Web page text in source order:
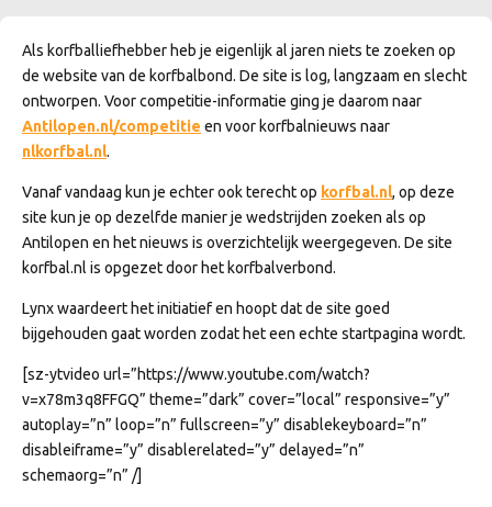
Als korfballiefhebber heb je eigenlijk al jaren niets te zoeken op
de website van de korfbalbond. De site is log, langzaam en slecht
ontworpen. Voor competitie-informatie ging je daarom naar
Antilopen.nl/competitie en voor korfbalnieuws naar
nlkorfbal.nl.
Vanaf vandaag kun je echter ook terecht op korfbal.nl, op deze
site kun je op dezelfde manier je wedstrijden zoeken als op
Antilopen en het nieuws is overzichtelijk weergegeven. De site
korfbal.nl is opgezet door het korfbalverbond.
Lynx waardeert het initiatief en hoopt dat de site goed
bijgehouden gaat worden zodat het een echte startpagina wordt.
[sz-ytvideo url=”https://www.youtube.com/watch?
v=x78m3q8FFGQ” theme=”dark” cover=”local” responsive=”y”
autoplay=”n” loop=”n” fullscreen=”y” disablekeyboard=”n”
disableiframe=”y” disablerelated=”y” delayed=”n”
schemaorg=”n” /]